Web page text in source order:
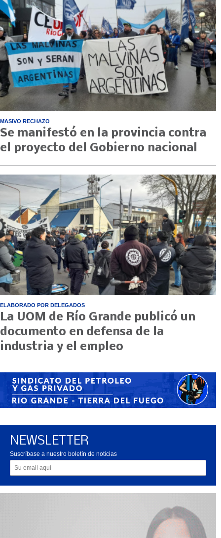
MASIVO RECHAZO
Se manifestó en la provincia contra
el proyecto del Gobierno nacional
ELABORADO POR DELEGADOS
La UOM de Río Grande publicó un
documento en defensa de la
industria y el empleo
NEWSLETTER
Suscríbase a nuestro boletín de noticias